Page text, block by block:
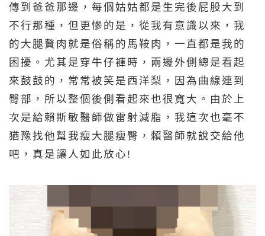
傳到爸爸那邊，每個姑姑都是生完後屁股大到
不行那種，但更慘的是，從我有意識以來，我
的大腿贅肉就是俗稱的馬鞍肉，一直都是我的
困擾。尤其是穿牛仔褲時，兩邊外側總是看起
來鼓鼓的，常常被笑是西洋梨，因為曲線連到
臀部，所以整個後側看起來也很寬大。由於上
次是給賴斯敏醫師做雷射減脂，我這次也毫不
猶豫找他幫我瘦大腿瘦臀，賴醫師就說交給他
吧，真是讓人如此放心!